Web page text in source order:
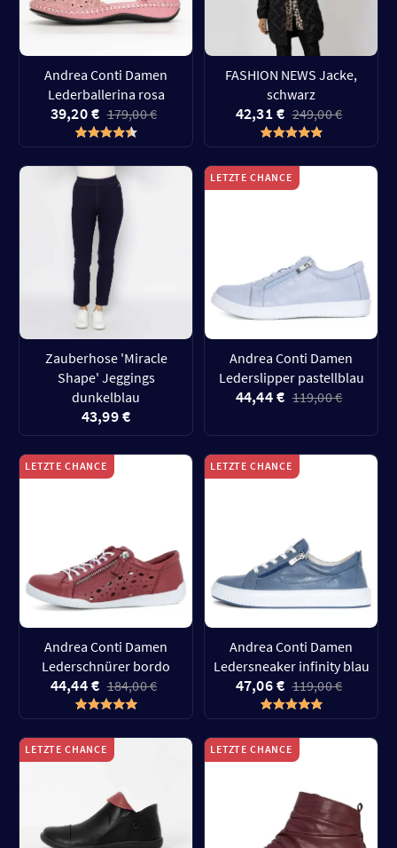
Andrea Conti Damen
Lederballerina rosa
39,20 € 179,00 €
FASHION NEWS Jacke,
schwarz
42,31 € 249,00 €
Zauberhose 'Miracle
Shape' Jeggings
dunkelblau
43,99 €
LETZTE CHANCE
Andrea Conti Damen
Lederslipper pastellblau
44,44 € 119,00 €
LETZTE CHANCE
Andrea Conti Damen
Lederschnürer bordo
44,44 € 184,00 €
LETZTE CHANCE
Andrea Conti Damen
Ledersneaker infinity blau
47,06 € 119,00 €
LETZTE CHANCE LETZTE CHANCE